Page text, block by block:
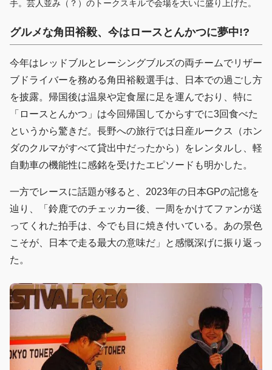
手。芸人並み（？）のトークスキルで会場を大いに盛り上げた。
グルメな角田裕毅、今はロースとんかつに夢中!?
今年はレッドブルとレーシングブルズの両チームでリザー
ブドライバーを務める角田裕毅選手は、日本での過ごし方
を披露。帰国後は温泉や定食屋に足を運んでおり、特に
「ロースとんかつ」は今回帰国してからすでに3回食べた
というから驚きだ。長野への旅行では日産ルークス（ホン
ダのクルマがすべて貸出中だったから）をレンタルし、軽
自動車の機能性に感銘を受けたエピソードも明かした。
一方でレースに話題が移ると、2023年の日本GPの記憶を
辿り、「鈴鹿でのチェッカー後、一周をかけてファンが送
ってくれた拍手は、今でも目に焼き付いている。あの景色
こそが、日本で走る最大の意味だ」と感慨深げに振り返っ
た。